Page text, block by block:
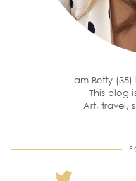
I am Betty
This blog
Art, travel,